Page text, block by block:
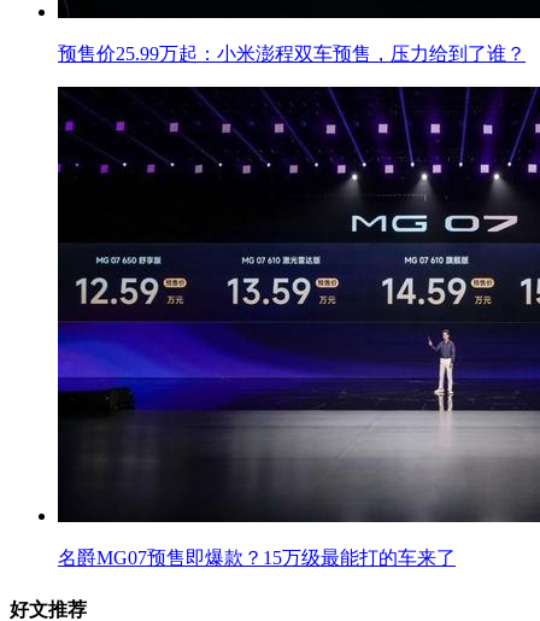
预售价25.99万起：小米澎程双车预售，压力给到了谁？
名爵MG07预售即爆款？15万级最能打的车来了
好文推荐